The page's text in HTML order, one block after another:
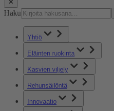
Haku
Yhtiö
Eläinten ruokinta
Kasvien viljely
Rehunsäilöntä
Innovaatio